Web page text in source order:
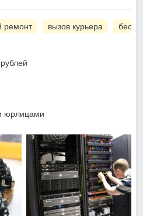
ремонт вызов курьера
юрлицами